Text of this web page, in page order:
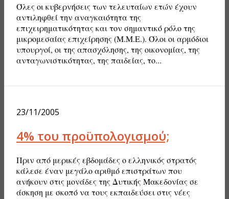
Όλες οι κυβερνήσεις των τελευταίων ετών έχουν
αντιληφθεί την αναγκαιότητα της
επιχειρηματικότητας και τον σημαντικό ρόλο της
μικρομεσαίας επιχείρησης (Μ.Μ.Ε.). Όλοι οι αρμόδιοι
υπουργοί, οι της απασχόλησης, της οικονομίας, της
ανταγωνιστικότητας, της παιδείας, το...
23/11/2005
4% του προϋπολογισμού;
Πριν από μερικές εβδομάδες ο ελληνικός στρατός
κάλεσε έναν μεγάλο αριθμό επιστράτων που
ανήκουν στις μονάδες της Δυτικής Μακεδονίας σε
άσκηση με σκοπό να τους εκπαιδεύσει στις νέες